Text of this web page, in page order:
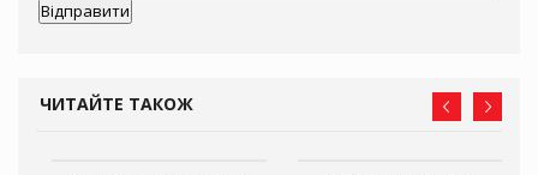
ЧИТАЙТЕ ТАКОЖ